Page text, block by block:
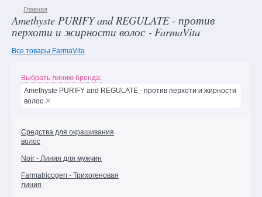
Поможем
выбрать
подарок!
лицом
Уход
Уход
руками
Уход
Главная
Amethyste PURIFY and REGULATE - против
перхоти и жирности волос ‐ FarmaVita
Все товары FarmaVita
Выбрать линию бренда:
Amethyste PURIFY and REGULATE - против перхоти и жирности
волос ✕
Средства для окрашивания
волос
Noir - Линия для мужчин
Farmatricogen - Трихогеновая
линия